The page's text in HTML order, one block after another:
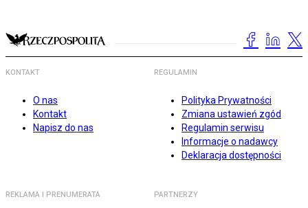
KONTAKT
O nas
Kontakt
Napisz do nas
REGULAMIN
Polityka Prywatności
Zmiana ustawień zgód
Regulamin serwisu
Informacje o nadawcy
Deklaracja dostępności
REKLAMA I PRENUMERATA PARTNERZY